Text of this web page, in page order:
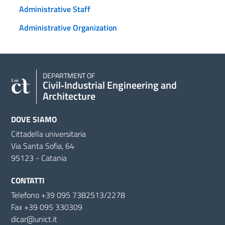
Administrative Staff
Administrative Organization
DEPARTMENT OF
Civil‑Industrial Engineering and
Architecture
DOVE SIAMO
Cittadella universitaria
Via Santa Sofia, 64
95123 - Catania
CONTATTI
Telefono +39 095 7382513/2278
Fax +39 095 330309
dicar@unict.it